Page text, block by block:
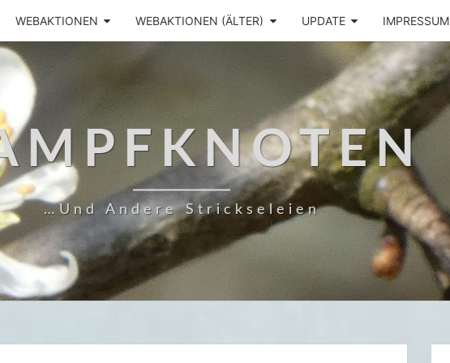
WEBAKTIONEN WEBAKTIONEN (ÄLTER) UPDATE IMPRESSUM
…und Andere Strickseleien